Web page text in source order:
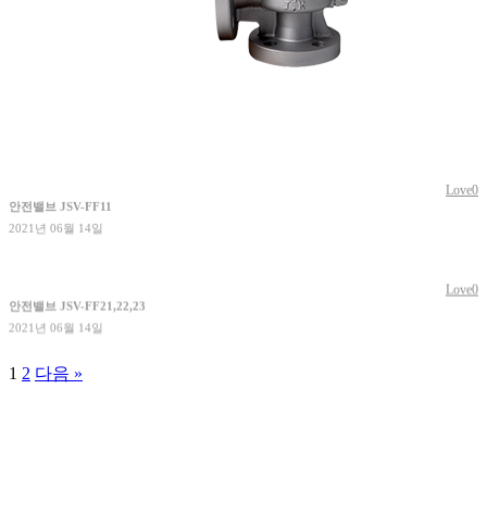
안전밸브 JSV-FF11
2021년 06월 14일
Love0
안전밸브 JSV-FF21,22,23
2021년 06월 14일
Love0
1 2 다음 »